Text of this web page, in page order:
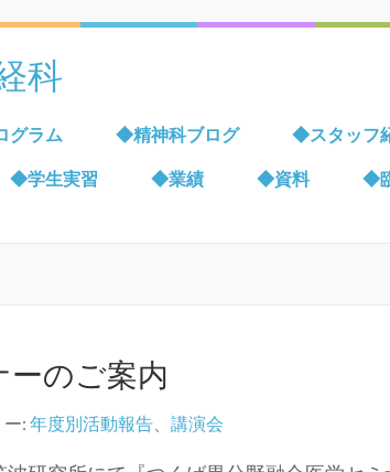
科
グラム ◆精神科ブログ ◆スタッフ
◆学生実習 ◆業績 ◆資料 ◆
ーのご案内
ー: 年度別活動報告 講演会